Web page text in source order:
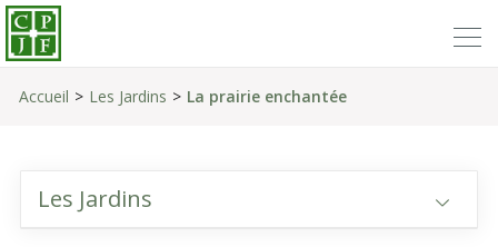
Accueil Les Jardins La prairie enchantée
Les Jardins